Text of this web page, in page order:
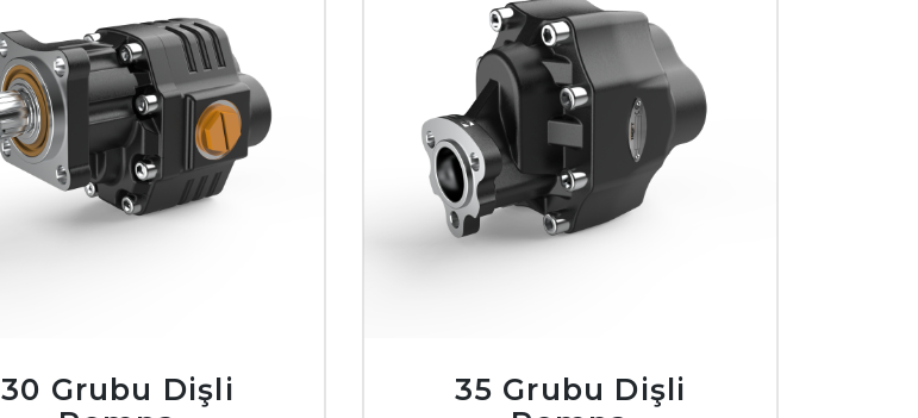
30 Grubu Dişli
35 Grubu Dişli